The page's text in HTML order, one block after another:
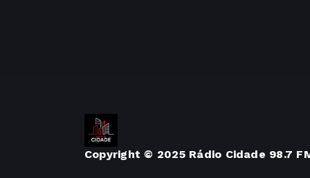
Copyright © 2025 Rádio Cidade 98.7